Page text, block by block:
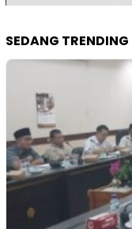
SEDANG TRENDING